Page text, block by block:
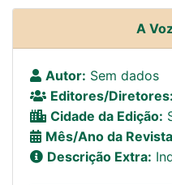
A
Autor: Sem dados
Editores/Diretores:
Cidade da Edição:
Mês/Ano da
Descrição Extra: